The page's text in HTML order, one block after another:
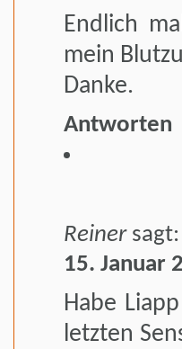
Endlich
mein
Danke.
Antworten
Reiner sagt:
15. Januar
Habe
letzten